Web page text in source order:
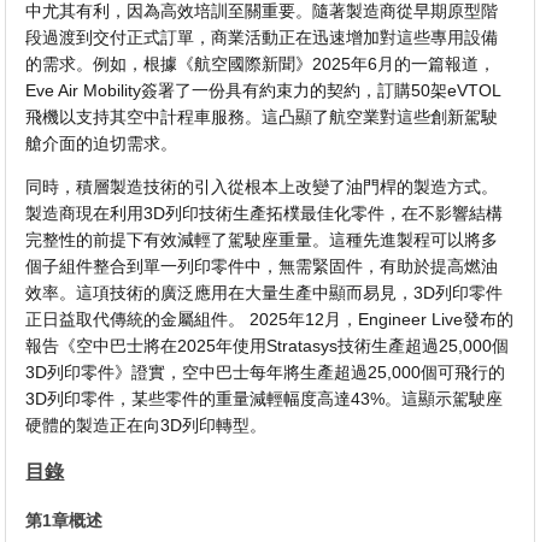
中尤其有利，因為高效培訓至關重要。隨著製造商從早期原型階
段過渡到交付正式訂單，商業活動正在迅速增加對這些專用設備
的需求。例如，根據《航空國際新聞》2025年6月的一篇報道，
Eve Air Mobility簽署了一份具有約束力的契約，訂購50架eVTOL
飛機以支持其空中計程車服務。這凸顯了航空業對這些創新駕駛
艙介面的迫切需求。
同時，積層製造技術的引入從根本上改變了油門桿的製造方式。
製造商現在利用3D列印技術生產拓樸最佳化零件，在不影響結構
完整性的前提下有效減輕了駕駛座重量。這種先進製程可以將多
個子組件整合到單一列印零件中，無需緊固件，有助於提高燃油
效率。這項技術的廣泛應用在大量生產中顯而易見，3D列印零件
正日益取代傳統的金屬組件。 2025年12月，Engineer Live發布的
報告《空中巴士將在2025年使用Stratasys技術生產超過25,000個
3D列印零件》證實，空中巴士每年將生產超過25,000個可飛行的
3D列印零件，某些零件的重量減輕幅度高達43%。這顯示駕駛座
硬體的製造正在向3D列印轉型。
目錄
第1章概述